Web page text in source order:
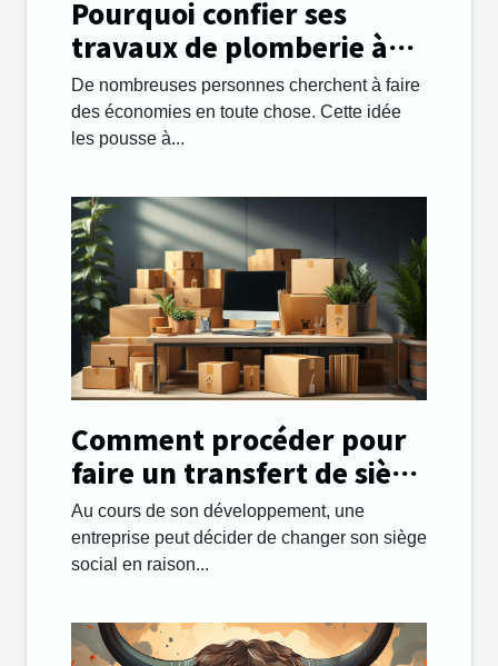
Pourquoi confier ses
travaux de plomberie à
une entreprise ?
De nombreuses personnes cherchent à faire
des économies en toute chose. Cette idée
les pousse à...
Comment procéder pour
faire un transfert de siège
social facilement ?
Au cours de son développement, une
entreprise peut décider de changer son siège
social en raison...